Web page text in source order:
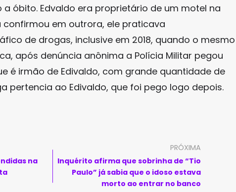
a óbito. Edvaldo era proprietário de um motel na
em outrora, ele praticava
de drogas, inclusive em 2018, quando o mesmo
após denúncia anônima a Polícia Militar pegou
é irmão de Edivaldo, com grande quantidade de
pertencia ao Edivaldo, que foi pego logo depois.
na
PRÓXIMA
Inquérito afirma que sobrinha de “Tio
Paulo” já sabia que o idoso estava
morto ao entrar no banco